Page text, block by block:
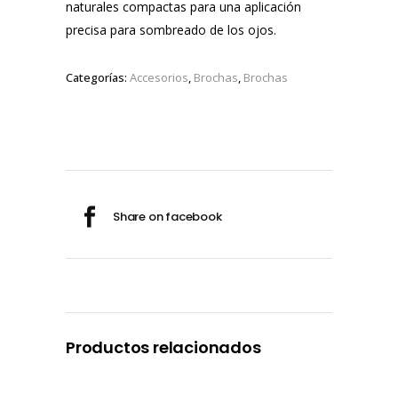
naturales compactas para una aplicación
precisa para sombreado de los ojos.
Categorías: Accesorios, Brochas, Brochas
Productos relacionados